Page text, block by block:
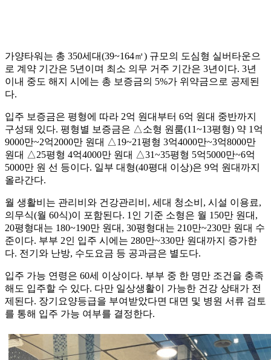
가양타워는 총 350세대(39~164㎡) 규모의 도심형 실버타운으
로 계약 기간은 5년이며 최소 의무 거주 기간은 3년이다. 3년
이내 중도 해지 시에는 총 보증금의 5%가 위약금으로 공제된
다.
입주 보증금은 평형에 따라 2억 원대부터 6억 원대 중반까지
구성돼 있다. 평형별 보증금은 △소형 원룸(11~13평형) 약 1억
9000만~2억2000만 원대 △19~21평형 3억4000만~3억8000만
원대 △25평형 4억4000만 원대 △31~35평형 5억5000만~6억
5000만 원 선 등이다. 일부 대형(40평대 이상)은 9억 원대까지
올라간다.
월 생활비는 관리비와 건강관리비, 세대 청소비, 시설 이용료,
의무식(월 60식)이 포함된다. 1인 기준 소형은 월 150만 원대,
20평형대는 180~190만 원대, 30평형대는 210만~230만 원대 수
준이다. 부부 2인 입주 시에는 280만~330만 원대까지 증가한
다. 전기와 난방, 수도요금 등 공과금은 별도다.
입주 가능 연령은 60세 이상이다. 부부 중 한 명만 조건을 충족
해도 입주할 수 있다. 다만 일상생활이 가능한 건강 상태가 전
제된다. 장기요양등급을 부여받았다면 대면 및 병원 서류 검토
를 통해 입주 가능 여부를 결정한다.